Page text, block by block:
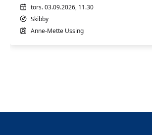
tors. 03.09.2026, 11.30
Skibby
Anne-Mette Ussing